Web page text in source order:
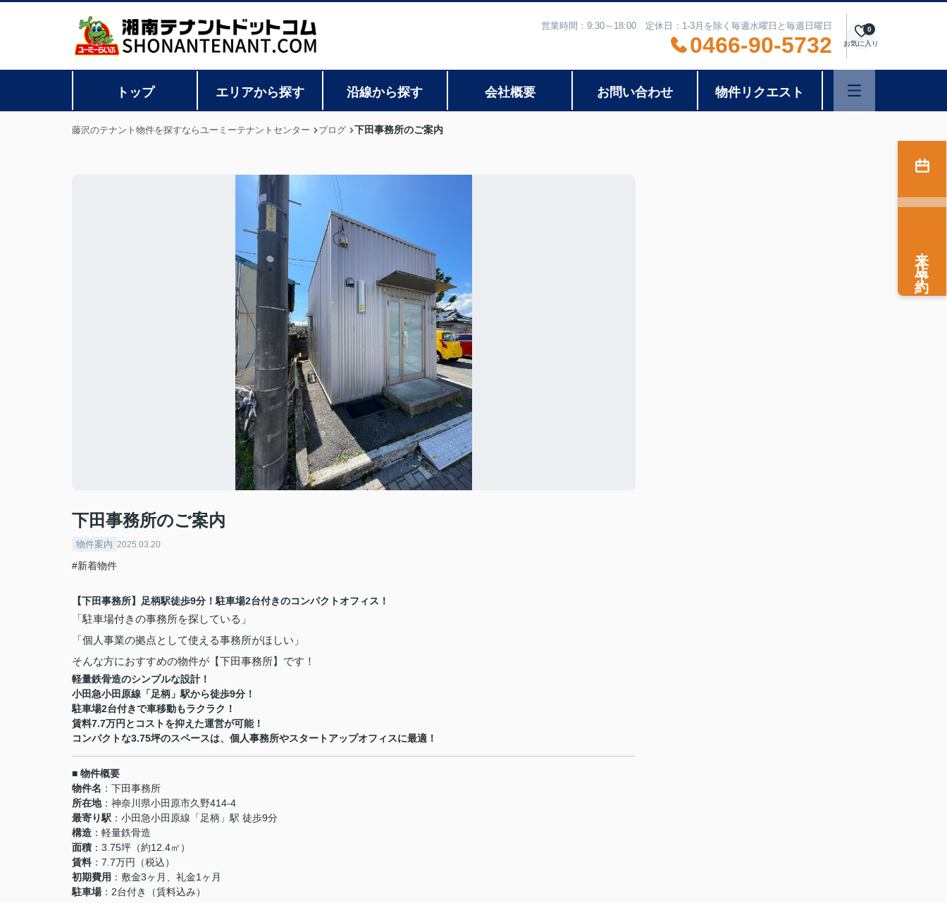
営業時間：9:30～18:00 定休日：1-3月を除く毎週水曜日と毎週日曜日
0466-90-5732 お気に入り
0
トップ エリアから探す 沿線から探す 会社概要 お問い合わせ 物件リクエスト
藤沢のテナント物件を探すならユーミーテナントセンター ブログ 下田事務所のご案内
下田事務所のご案内
物件案内 2025.03.20
#新着物件
【下田事務所】足柄駅徒歩9分！駐車場2台付きのコンパクトオフィス！
「駐車場付きの事務所を探している」
「個人事業の拠点として使える事務所がほしい」
そんな方におすすめの物件が【下田事務所】です！
軽量鉄骨造のシンプルな設計！
小田急小田原線「足柄」駅から徒歩9分！
駐車場2台付きで車移動もラクラク！
賃料7.7万円とコストを抑えた運営が可能！
コンパクトな3.75坪のスペースは、個人事務所やスタートアップオフィスに最適！
■ 物件概要
物件名 ：下田事務所
所在地：神奈川県小田原市久野414-4
最寄り駅 ：小田急小田原線「足柄」駅 徒歩9分
構造 ：軽量鉄骨造
面積 ：3.75坪（約12.4㎡）
賃料：7.7万円（税込）
初期費用 ：敷金3ヶ月、礼金1ヶ月
駐車場：2台付き（賃料込み）
来店予約